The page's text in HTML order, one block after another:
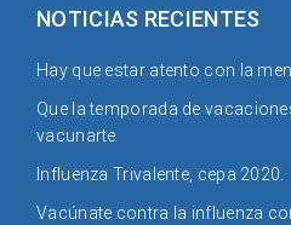
NOTICIAS RECIENTES
Hay que estar atento con la
Que la temporada de
vacunarte
Influenza Trivalente, cepa 2020.
Vacúnate contra la influenza